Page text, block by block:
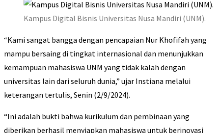
Kampus Digital Bisnis Universitas Nusa Mandiri (UNM).
“Kami sangat bangga dengan pencapaian Nur Khofifah yang
mampu bersaing di tingkat internasional dan menunjukkan
kemampuan mahasiswa UNM yang tidak kalah dengan
universitas lain dari seluruh dunia,” ujar Instiana melalui
keterangan tertulis, Senin (2/9/2024).
“Ini adalah bukti bahwa kurikulum dan pembinaan yang
diberikan berhasil menyiapkan mahasiswa untuk berinovasi